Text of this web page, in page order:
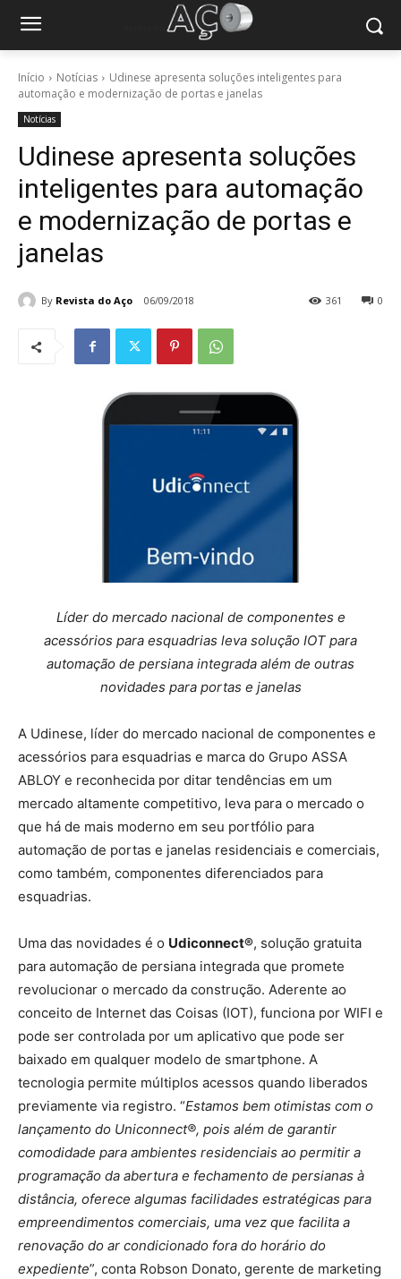
Início Notícias
Udinese apresenta soluções inteligentes para
automação e modernização de portas e janelas
Notícias
Udinese apresenta soluções
inteligentes para automação
e modernização de portas e
janelas
By Revista do Aço 06/09/2018 0
361
Líder do mercado nacional de componentes e
acessórios para esquadrias leva solução IOT para
automação de persiana integrada além de outras
novidades para portas e janelas
A Udinese, líder do mercado nacional de componentes e
acessórios para esquadrias e marca do Grupo ASSA
ABLOY e reconhecida por ditar tendências em um
mercado altamente competitivo, leva para o mercado o
que há de mais moderno em seu portfólio para
automação de portas e janelas residenciais e comerciais,
como também, componentes diferenciados para
esquadrias.
Uma das novidades é o Udiconnect®, solução gratuita
para automação de persiana integrada que promete
revolucionar o mercado da construção. Aderente ao
conceito de Internet das Coisas (IOT), funciona por WIFI e
pode ser controlada por um aplicativo que pode ser
baixado em qualquer modelo de smartphone. A
tecnologia permite múltiplos acessos quando liberados
previamente via registro. “Estamos bem otimistas com o
lançamento do Uniconnect®, pois além de garantir
comodidade para ambientes residenciais ao permitir a
programação da abertura e fechamento de persianas à
distância, oferece algumas facilidades estratégicas para
empreendimentos comerciais, uma vez que facilita a
renovação do ar condicionado fora do horário do
expediente”, conta Robson Donato, gerente de marketing